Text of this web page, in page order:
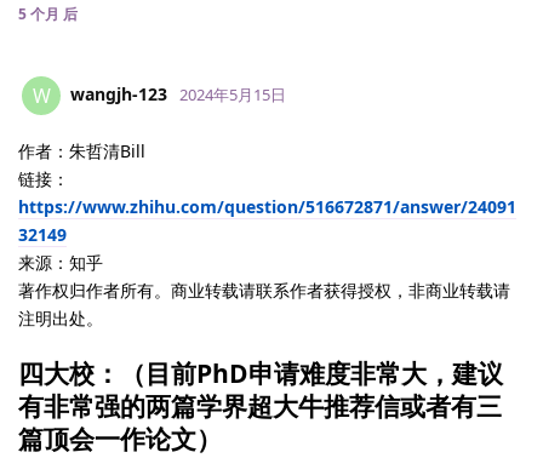
5 个月 后
W wangjh-123 2024年5月15日
作者：朱哲清Bill
链接：
https://www.zhihu.com/question/516672871/answer/24091
32149
来源：知乎
著作权归作者所有。商业转载请联系作者获得授权，非商业转载请
注明出处。
四大校：（目前PhD申请难度非常大，建议
有非常强的两篇学界超大牛推荐信或者有三
篇顶会一作论文）